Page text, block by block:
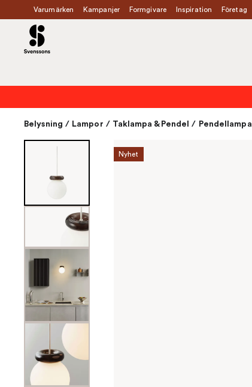
Varumärken Kampanjer Formgivare Inspiration Företag
Belysning / Lampor / Taklampa & Pendel / Pendellampa
Nyhet